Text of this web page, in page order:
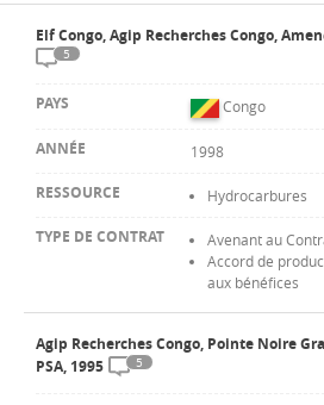
Elf Congo, Agip Recherches Congo,
5
Congo
1998
Hydrocarbures
Avenant au
Accord de
aux bénéfices
Agip Recherches Congo, Pointe Noire
PSA, 1995
5